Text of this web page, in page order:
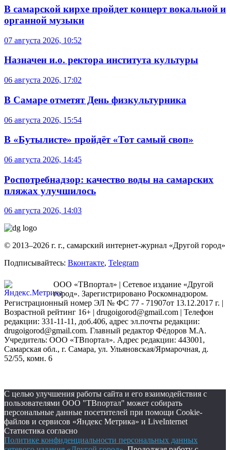
В самарской кирхе пройдет концерт вокальной и
органной музыки
07 августа 2026, 10:52
Назначен и.о. ректора института культуры
06 августа 2026, 17:02
В Самаре отметят День физкультурника
06 августа 2026, 15:54
В «Бутылисте» пройдёт «Тот самый своп»
06 августа 2026, 14:45
Роспотребнадзор: качество воды на самарских
пляжах улучшилось
06 августа 2026, 14:03
© 2013–2026 г. г., самарский интернет-журнал «Другой город»
Подписывайтесь: Вконтакте, Telegram
ООО «ТВпортал» | Сетевое издание «Другой
город». Зарегистрировано Роскомнадзором.
Регистрационный номер ЭЛ № ФС 77 - 71907от 13.12.2017 г. |
Возрастной рейтинг 16+ | drugoigorod@gmail.com | Телефон
редакции: 331-11-11, доб.406, адрес эл.почты редакции:
drugoigorod@gmail.com. Главный редактор Фёдоров М.А.
Учредитель: ООО «ТВпортал». Адрес редакции: 443001,
Самарская обл., г. Самара, ул. Ульяновская/Ярмарочная, д.
52/55, комн. 6
С целью улучшения работы сайта и его взаимодействия с
пользователями ООО "ТВпортал" может собирать
персональные данные посетителей при помощи Cookie-
файлов и сервисов «Яндекс Метрика» и LiveInternet
Статистика согласно
Политике конфиденциальности персональных данных